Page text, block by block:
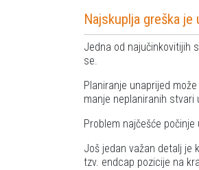
Najskuplja greška je
Jedna od najučinkovitijih
se.
Planiranje unaprijed
manje neplaniranih stvari
Problem najčešće
Još jedan važan detalj je
tzv. endcap pozicije na